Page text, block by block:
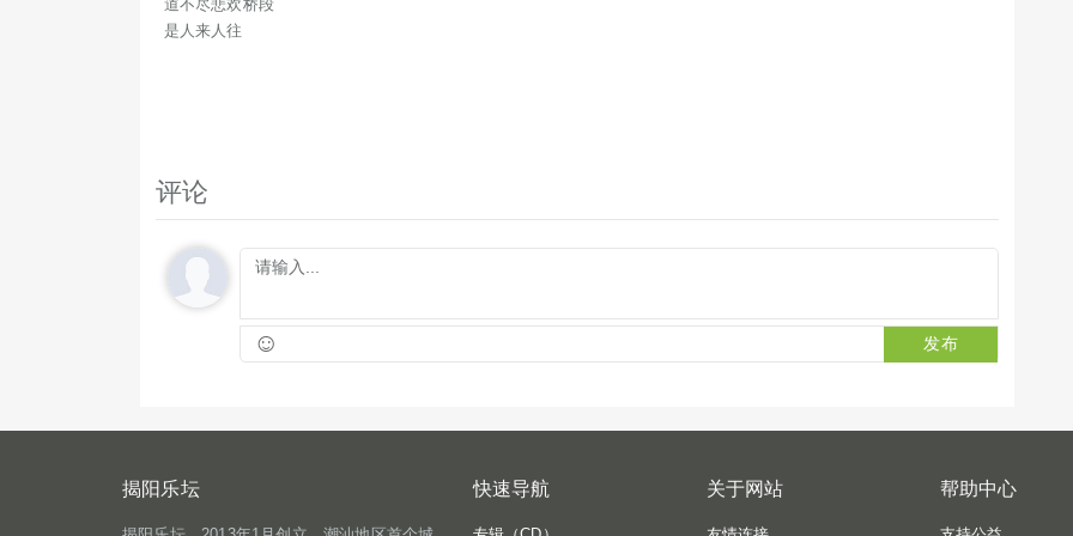
道不尽悲欢桥段
是人来人往
评论
☺ 发布
揭阳乐坛 快速导航 关于网站 帮助中心